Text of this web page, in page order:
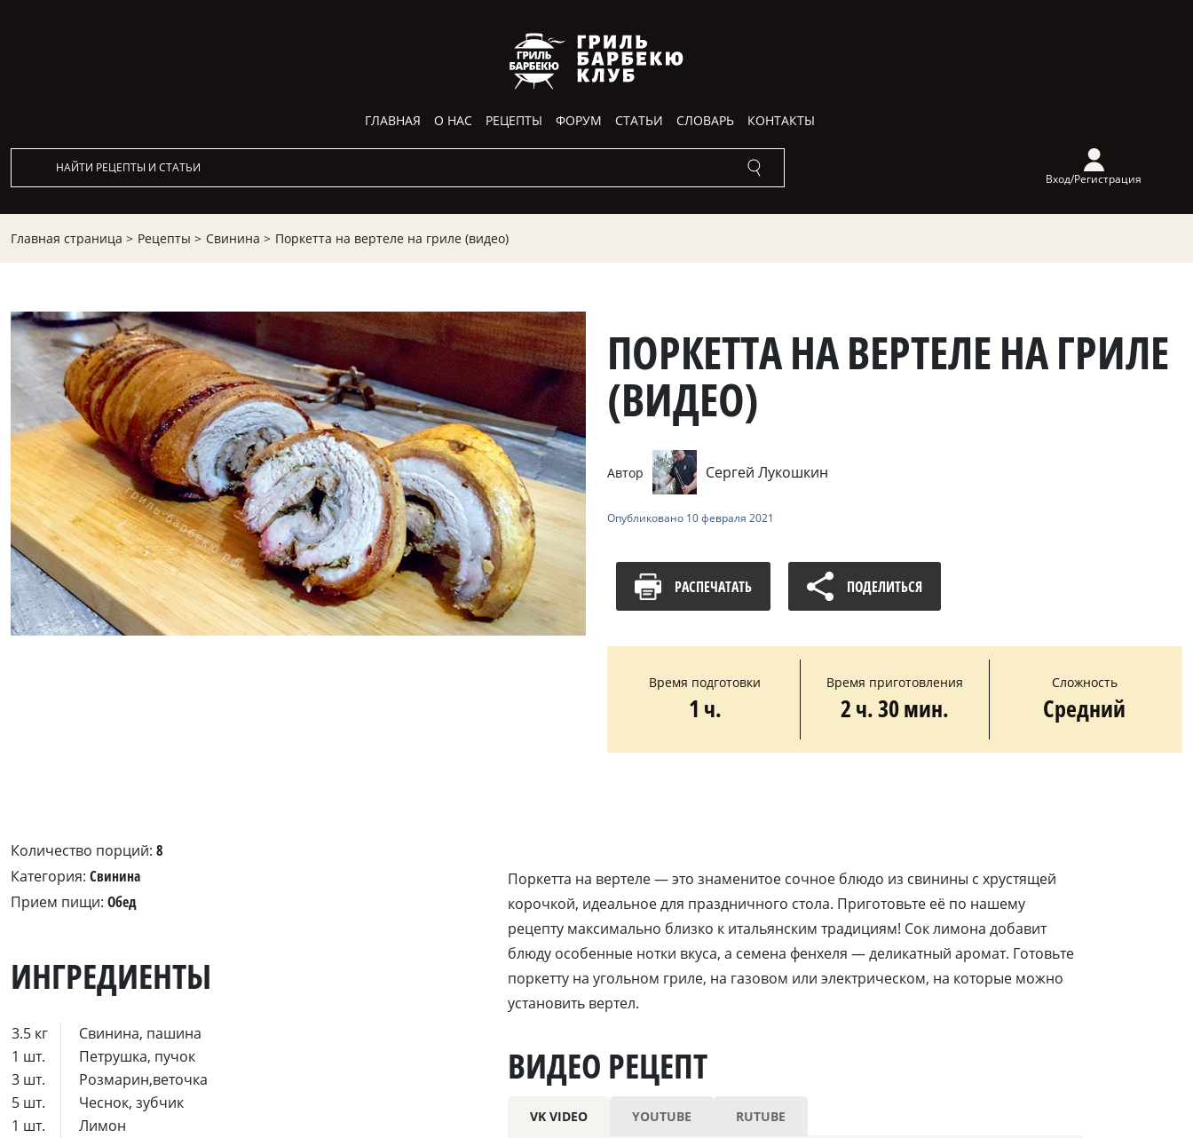
ГЛАВНАЯ О НАС РЕЦЕПТЫ ФОРУМ СТАТЬИ СЛОВАРЬ КОНТАКТЫ
Вход/Регистрация
Главная страница > Рецепты > Свинина > Поркетта на вертеле на гриле (видео)
ПОРКЕТТА НА ВЕРТЕЛЕ НА ГРИЛЕ
(ВИДЕО)
Автор Сергей Лукошкин
Опубликовано 10 февраля 2021
РАСПЕЧАТАТЬ ПОДЕЛИТЬСЯ
Время подготовки
1 ч.
Время приготовления
2 ч. 30 мин.
Сложность
Средний
Количество порций: 8
Категория: Свинина
Прием пищи: Обед
ИНГРЕДИЕНТЫ
3.5 кг
Свинина, пашина
1 шт.
Петрушка, пучок
3 шт.
Розмарин,веточка
5 шт.
Чеснок, зубчик
1 шт.
Лимон
Поркетта на вертеле — это знаменитое сочное блюдо из свинины с хрустящей
корочкой, идеальное для праздничного стола. Приготовьте её по нашему
рецепту максимально близко к итальянским традициям! Сок лимона добавит
блюду особенные нотки вкуса, а семена фенхеля — деликатный аромат. Готовьте
поркетту на угольном гриле, на газовом или электрическом, на которые можно
установить вертел.
ВИДЕО РЕЦЕПТ
VK VIDEO YOUTUBE RUTUBE